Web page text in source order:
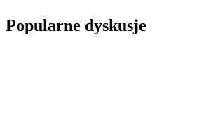
Popularne dyskusje